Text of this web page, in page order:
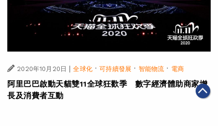
2020年10月20日 | 全球化·可持續發展 · 智能物流 · 電商
阿里巴巴啟動天貓雙11全球狂歡季 數字經濟體助商家增
長及消費者互動